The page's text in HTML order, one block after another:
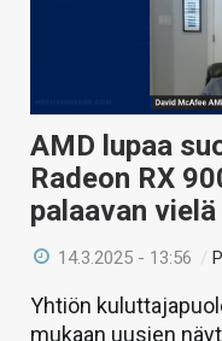
AMD lupaa
Radeon RX
palaavan
14.3.2025 - 13:56 /
Yhtiön
mukaan uusien